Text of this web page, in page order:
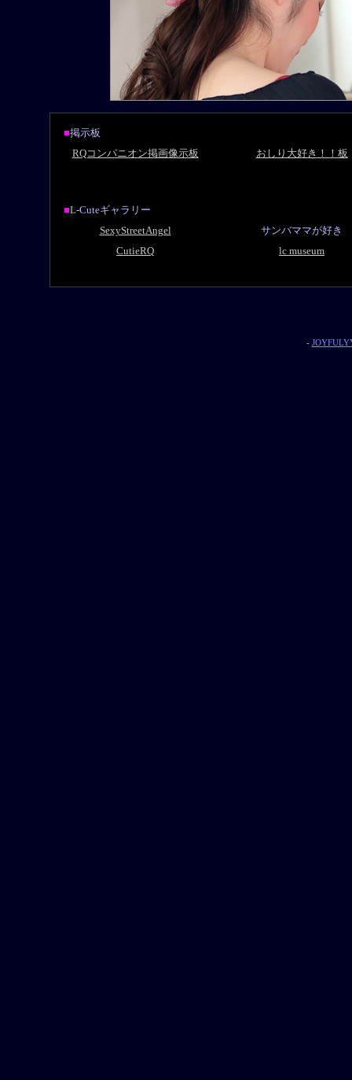
■掲示板
RQコンパニオン掲画像示板
おしり大好き！！板
■L-Cuteギャラリー
SexyStreetAngel
サンバママが好き
CutieRQ
lc museum
-